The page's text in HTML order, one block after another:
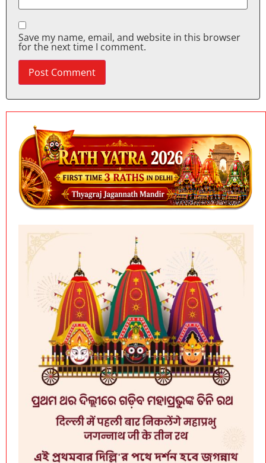
Save my name, email, and website in this browser
for the next time I comment.